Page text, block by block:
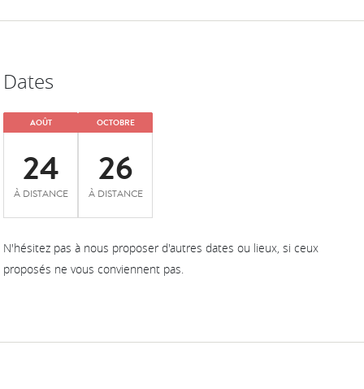
Dates
AOÛT
24
À DISTANCE
OCTOBRE
26
À DISTANCE
N'hésitez pas à nous proposer d'autres dates ou lieux, si ceux
proposés ne vous conviennent pas.